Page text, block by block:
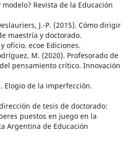
Revista de la Educación
J.-P. (2015). Cómo dirigir
maestría y doctorado.
oficio. ecoe Ediciones.
M. (2020). Profesorado de
pensamiento crítico. Innovación
Elogio de la imperfección.
de tesis de doctorado:
puestos en juego en la
Argentina de Educación